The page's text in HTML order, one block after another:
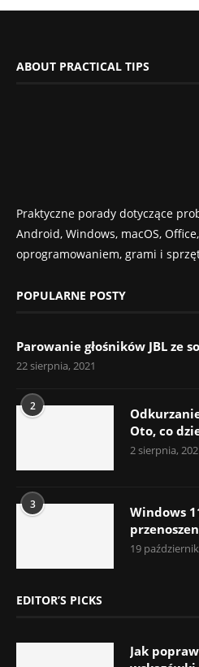
ABOUT PRACTICAL TIPS
Praktyczne porady dotyczące
Android, Windows, macOS,
oprogramowaniem, grami i
POPULARNE POSTY
Parowanie głośników JBL ze
22 sierpnia, 2021
2
Oto, co
2 sierpnia,
3
Windows
19
EDITOR’S PICKS
Jak